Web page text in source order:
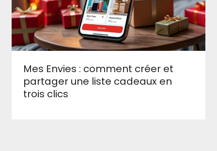
Mes Envies : comment créer et
partager une liste cadeaux en
trois clics